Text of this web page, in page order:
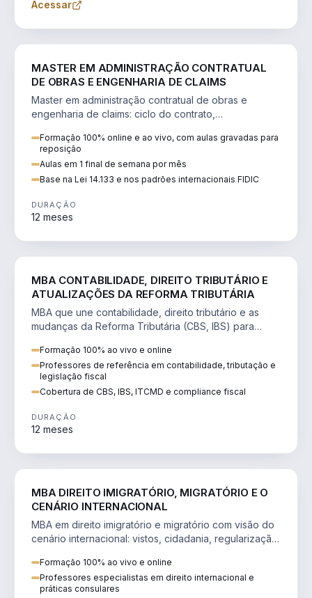
Acessar
MASTER EM ADMINISTRAÇÃO CONTRATUAL
DE OBRAS E ENGENHARIA DE CLAIMS
Master em administração contratual de obras e
engenharia de claims: ciclo do contrato,
Formação 100% online e ao vivo, com aulas gravadas para
reposição
Aulas em 1 final de semana por mês
Base na Lei 14.133 e nos padrões internacionais FIDIC
DURAÇÃO
12 meses
MBA CONTABILIDADE, DIREITO TRIBUTÁRIO E
ATUALIZAÇÕES DA REFORMA TRIBUTÁRIA
MBA que une contabilidade, direito tributário e as
mudanças da Reforma Tributária (CBS, IBS) para
Formação 100% ao vivo e online
Professores de referência em contabilidade, tributação e
legislação fiscal
Cobertura de CBS, IBS, ITCMD e compliance fiscal
DURAÇÃO
12 meses
MBA DIREITO IMIGRATÓRIO, MIGRATÓRIO E O
CENÁRIO INTERNACIONAL
MBA em direito imigratório e migratório com visão do
cenário internacional: vistos, cidadania, regularização
Formação 100% ao vivo e online
Professores especialistas em direito internacional e
práticas consulares